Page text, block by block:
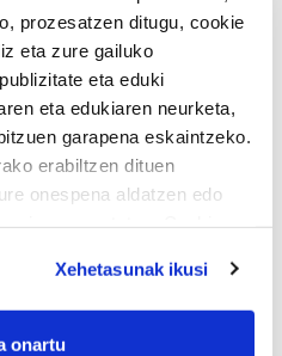
prozesatzen ditugu, cookie
eta zure gailuko
eta eduki
eta edukiaren neurketa,
garapena eskaintzeko.
erabiltzen dituen
onespena aldatzen edo
to:
your geographical
Xehetasunak ikusi
onartu
beti gaiztoa